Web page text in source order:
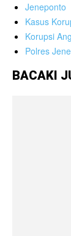
Jeneponto
Kasus
Korupsi
Polres
BACAKI